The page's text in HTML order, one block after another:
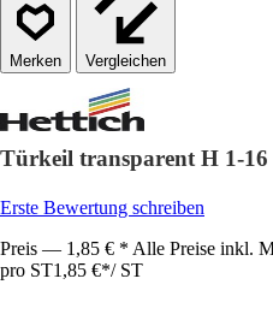
Vergleichen
Türkeil transparent H 1-
Erste Bewertung schreiben
Preis — 1,85 € * Alle Preise inkl.
pro ST1,85 €*/ ST